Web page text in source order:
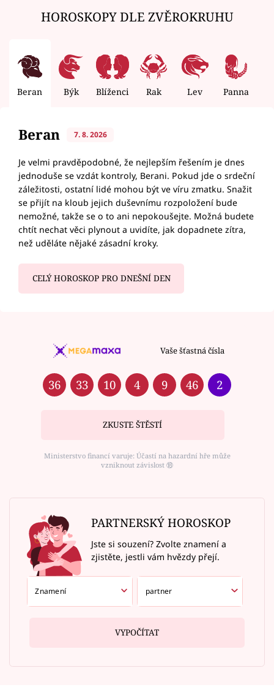
HOROSKOPY DLE ZVĚROKRUHU
Beran Býk Blíženci Rak Lev Panna
Beran 7. 8. 2026
Je velmi pravděpodobné, že nejlepším řešením je dnes
jednoduše se vzdát kontroly, Berani. Pokud jde o srdeční
záležitosti, ostatní lidé mohou být ve víru zmatku. Snažit
se přijít na kloub jejich duševnímu rozpoložení bude
nemožné, takže se o to ani nepokoušejte. Možná budete
chtít nechat věci plynout a uvidíte, jak dopadnete zítra,
než uděláte nějaké zásadní kroky.
CELÝ HOROSKOP PRO DNEŠNÍ DEN
Vaše šťastná čísla
36 33 10 4 9 46 2
ZKUSTE ŠTĚSTÍ
Ministerstvo financí varuje: Účastí na hazardní hře může
vzniknout závislost ⑱
PARTNERSKÝ HOROSKOP
Jste si souzení? Zvolte znamení a
zjistěte, jestli vám hvězdy přejí.
VYPOČÍTAT